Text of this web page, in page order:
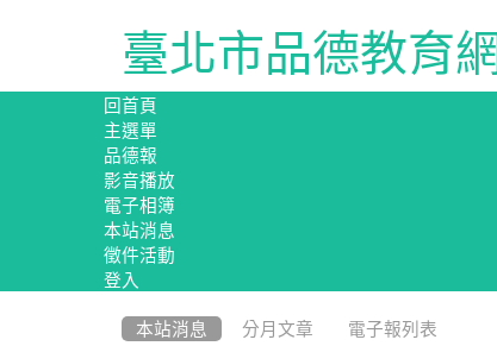
臺北市品德教育網
回首頁
主選單
品德報
影音播放
電子相簿
本站消息
徵件活動
登入
本站消息 分月文章 電子報列表